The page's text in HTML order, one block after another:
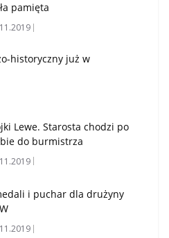
pamięta
historyczny już w
Lewe. Starosta chodzi po
do burmistrza
i puchar dla drużyny